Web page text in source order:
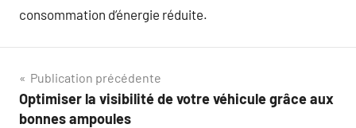
consommation d’énergie réduite.
Navigation
de
Publication précédente
Optimiser la visibilité de votre véhicule grâce aux
bonnes ampoules